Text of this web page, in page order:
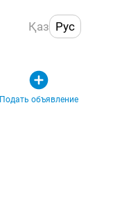
Қаз Рус
Подать объявление